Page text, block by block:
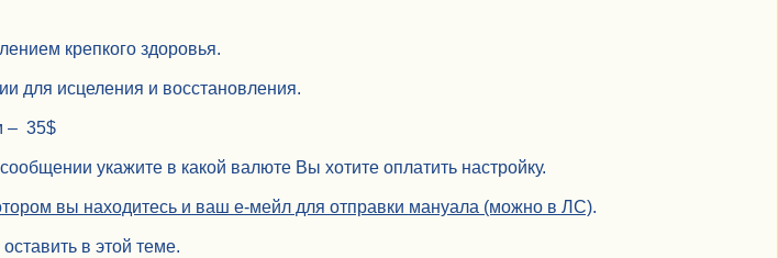
крепкого здоровья.
для исцеления и восстановления.
– 35$
укажите в какой валюте Вы хотите оплатить настройку.
вы находитесь и ваш е-мейл для отправки мануала (можно в ЛС).
в этой теме.